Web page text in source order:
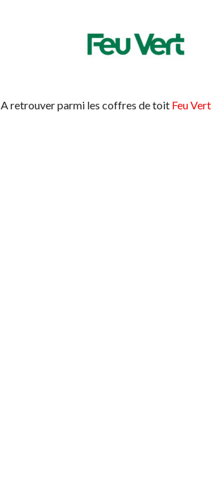
A retrouver parmi les coffres de toit Feu Vert